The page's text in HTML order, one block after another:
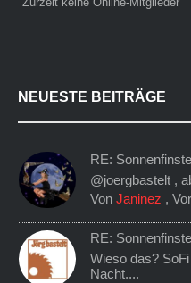
NEUESTE BEITRÄGE
RE:
@joergbastelt ,
VonJaninez ,
RE:
Wieso das?
Nacht....